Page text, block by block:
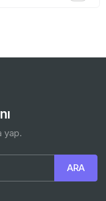
yap.